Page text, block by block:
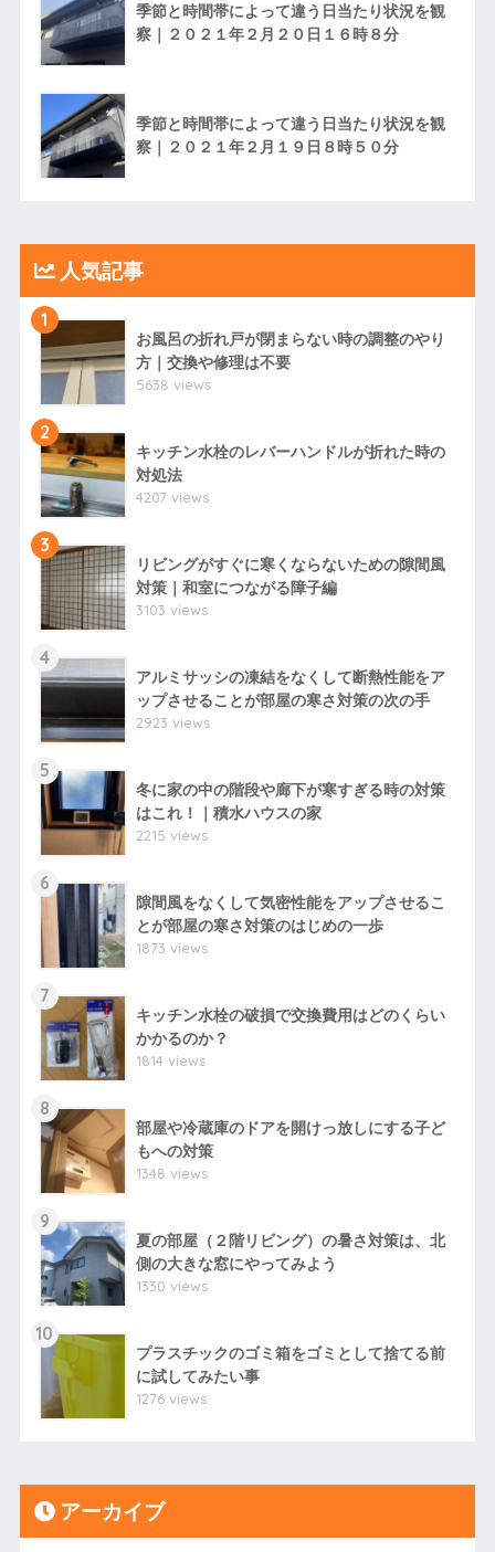
季節と時間帯によって違う日当たり状況を観
察｜２０２１年２月２０日１６時８分
季節と時間帯によって違う日当たり状況を観
察｜２０２１年２月１９日８時５０分
人気記事
1
お風呂の折れ戸が閉まらない時の調整のやり
方｜交換や修理は不要
5638 views
2
キッチン水栓のレバーハンドルが折れた時の
対処法
4207 views
3
リビングがすぐに寒くならないための隙間風
対策｜和室につながる障子編
3103 views
4
アルミサッシの凍結をなくして断熱性能をア
ップさせることが部屋の寒さ対策の次の手
2923 views
5
冬に家の中の階段や廊下が寒すぎる時の対策
はこれ！｜積水ハウスの家
2215 views
6
隙間風をなくして気密性能をアップさせるこ
とが部屋の寒さ対策のはじめの一歩
1873 views
7
キッチン水栓の破損で交換費用はどのくらい
かかるのか？
1814 views
8
部屋や冷蔵庫のドアを開けっ放しにする子ど
もへの対策
1348 views
9
夏の部屋（２階リビング）の暑さ対策は、北
側の大きな窓にやってみよう
1330 views
10
プラスチックのゴミ箱をゴミとして捨てる前
に試してみたい事
1276 views
アーカイブ